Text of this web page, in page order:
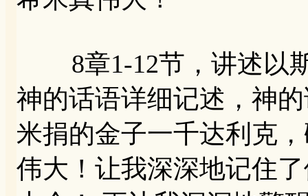
8章1-12节，讲述以斯
神的话语详细记述，神
米捐的金子一千达利克
伟大！让我深深地记住